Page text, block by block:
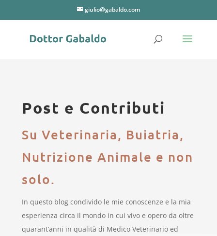
giulio@gabaldo.com
Post e Contributi
Su Veterinaria, Buiatria,
Nutrizione Animale e non
solo.
In questo blog condivido le mie conoscenze e la mia
esperienza circa il mondo in cui vivo e opero da oltre
quarant’anni in qualità di Medico Veterinario ed